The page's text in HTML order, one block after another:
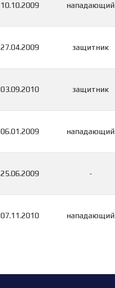
10.10.2009 нападающий
27.04.2009 защитник
03.09.2010 защитник
06.01.2009 нападающий
25.06.2009 -
07.11.2010 нападающий